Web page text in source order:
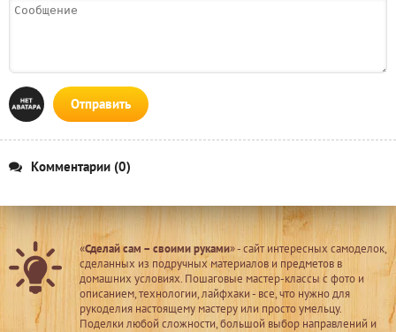
Отправить
Комментарии (0)
«Сделай сам – своими руками» - сайт интересных самоделок,
сделанных из подручных материалов и предметов в
домашних условиях. Пошаговые мастер-классы с фото и
описанием, технологии, лайфхаки - все, что нужно для
рукоделия настоящему мастеру или просто умельцу.
Поделки любой сложности, большой выбор направлений и